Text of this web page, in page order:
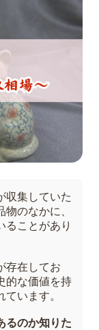
収集していた
のなかに、
ることがあり
存在してお
的な価値を持
います。
るのか知りた